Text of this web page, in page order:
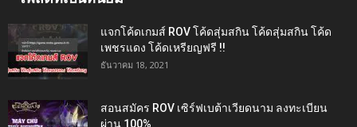
แจกโค้ดเกมส์ ROV โค้ดสุ่มสกิน โค้ดสุ่มสกิน โค้ด
เพชรแดง โค้ดเหรียญฟรี !!
ธันวาคม 18, 2021
สอนสมัคร ROV เซิร์ฟเบต้าเวียดนาม ลงทะเบียน
ผ่าน 100%